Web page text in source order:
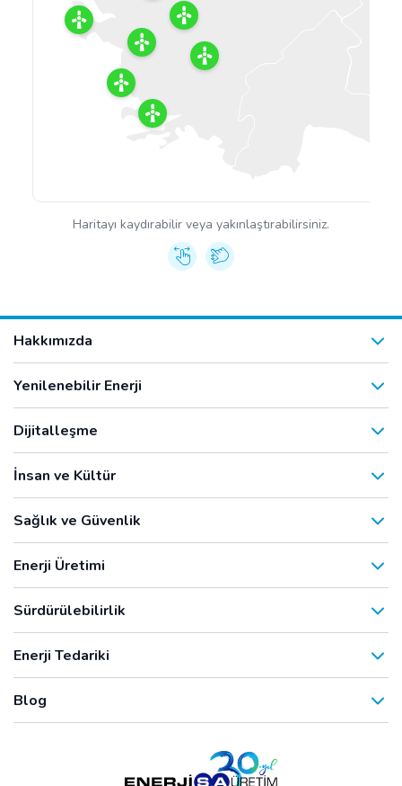
Haritayı kaydırabilir veya yakınlaştırabilirsiniz.
Hakkımızda
Yenilenebilir Enerji
Dijitalleşme
İnsan ve Kültür
Sağlık ve Güvenlik
Enerji Üretimi
Sürdürülebilirlik
Enerji Tedariki
Blog